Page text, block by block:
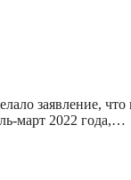
заявление,
март 2022 года,…